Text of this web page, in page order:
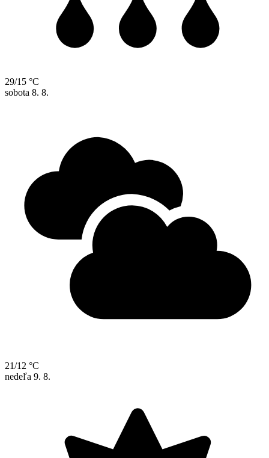
29/15 °C
sobota 8. 8.
21/12 °C
nedeľa 9. 8.